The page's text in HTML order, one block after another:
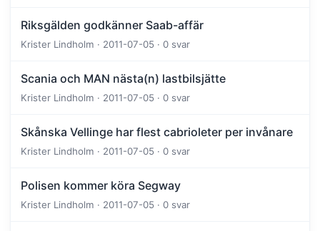
Riksgälden godkänner Saab-affär
Krister Lindholm · 2011-07-05 · 0 svar
Scania och MAN nästa(n) lastbilsjätte
Krister Lindholm · 2011-07-05 · 0 svar
Skånska Vellinge har flest cabrioleter per invånare
Krister Lindholm · 2011-07-05 · 0 svar
Polisen kommer köra Segway
Krister Lindholm · 2011-07-05 · 0 svar